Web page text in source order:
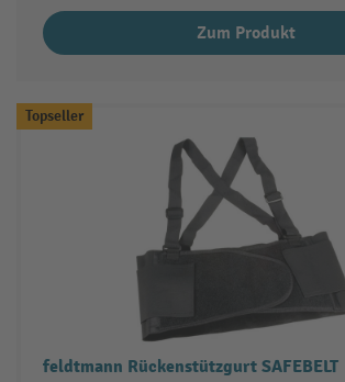
Zum Produkt
Topseller
feldtmann Rückenstützgurt SAFEBELT